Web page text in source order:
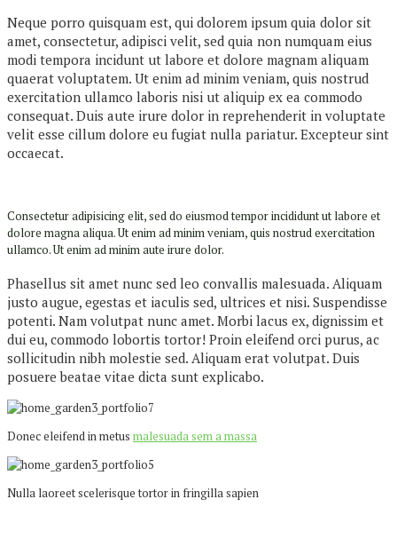
Neque porro quisquam est, qui dolorem ipsum quia dolor sit
amet, consectetur, adipisci velit, sed quia non numquam eius
modi tempora incidunt ut labore et dolore magnam aliquam
quaerat voluptatem. Ut enim ad minim veniam, quis nostrud
exercitation ullamco laboris nisi ut aliquip ex ea commodo
consequat. Duis aute irure dolor in reprehenderit in voluptate
velit esse cillum dolore eu fugiat nulla pariatur. Excepteur sint
occaecat.
Consectetur adipisicing elit, sed do eiusmod tempor incididunt ut labore et
dolore magna aliqua. Ut enim ad minim veniam, quis nostrud exercitation
ullamco. Ut enim ad minim aute irure dolor.
Phasellus sit amet nunc sed leo convallis malesuada. Aliquam
justo augue, egestas et iaculis sed, ultrices et nisi. Suspendisse
potenti. Nam volutpat nunc amet. Morbi lacus ex, dignissim et
dui eu, commodo lobortis tortor! Proin eleifend orci purus, ac
sollicitudin nibh molestie sed. Aliquam erat volutpat. Duis
posuere beatae vitae dicta sunt explicabo.
Donec eleifend in metus malesuada sem a massa
Nulla laoreet scelerisque tortor in fringilla sapien